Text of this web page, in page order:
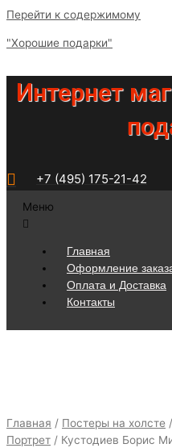
Перейти к содержимому
"Хорошие подарки"
Интернет
+7 (495) 175-21-42
Меню
Главная
Оформление
Оплата и Доставка
Контакты
Главная / Постеры на холсте /
Портрет / Кустодиев Борис